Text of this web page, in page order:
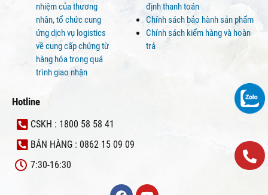
nhiệm của thương
nhân, tổ chức cung
ứng dịch vụ logistics
về cung cấp chứng từ
hàng hóa trong quá
trình giao nhận
định thanh toán
Chính sách bảo hành sản phẩm
Chính sách kiểm hàng và hoàn
trả
Hotline
CSKH : 1800 58 58 41
BÁN HÀNG : 0862 15 09 09
7:30-16:30